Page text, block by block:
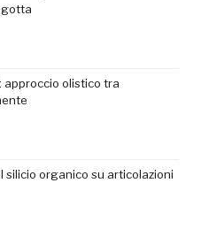
gotta
approccio olistico tra
silicio organico su articolazioni